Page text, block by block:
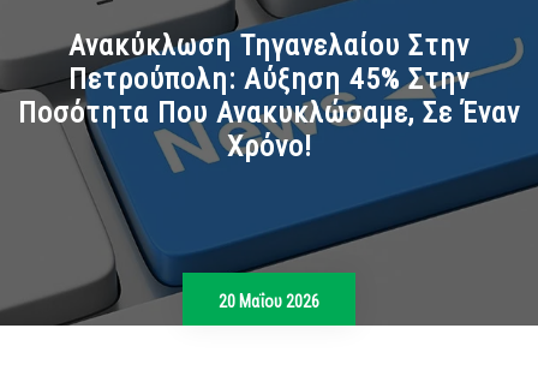
Ανακύκλωση Τηγανελαίου Στην
Πετρούπολη: Αύξηση 45% Στην
Ποσότητα Που Ανακυκλώσαμε, Σε Έναν
Χρόνο!
20 Μαΐου 2026